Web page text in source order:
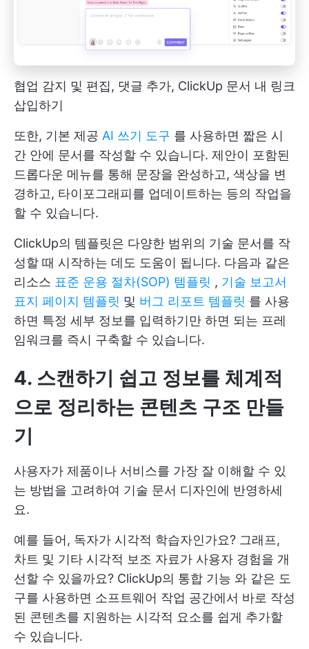
협업 감지 및 편집, 댓글 추가, ClickUp 문서 내 링크
삽입하기
또한, 기본 제공 AI 쓰기 도구 를 사용하면 짧은 시
간 안에 문서를 작성할 수 있습니다. 제안이 포함된
드롭다운 메뉴를 통해 문장을 완성하고, 색상을 변
경하고, 타이포그래피를 업데이트하는 등의 작업을
할 수 있습니다.
ClickUp의 템플릿은 다양한 범위의 기술 문서를 작
성할 때 시작하는 데도 도움이 됩니다. 다음과 같은
리소스 표준 운용 절차(SOP) 템플릿 , 기술 보고서
표지 페이지 템플릿 및 버그 리포트 템플릿 를 사용
하면 특정 세부 정보를 입력하기만 하면 되는 프레
임워크를 즉시 구축할 수 있습니다.
4. 스캔하기 쉽고 정보를 체계적
으로 정리하는 콘텐츠 구조 만들
기
사용자가 제품이나 서비스를 가장 잘 이해할 수 있
는 방법을 고려하여 기술 문서 디자인에 반영하세
요.
예를 들어, 독자가 시각적 학습자인가요? 그래프,
차트 및 기타 시각적 보조 자료가 사용자 경험을 개
선할 수 있을까요? ClickUp의 통합 기능 와 같은 도
구를 사용하면 소프트웨어 작업 공간에서 바로 작성
된 콘텐츠를 지원하는 시각적 요소를 쉽게 추가할
수 있습니다.